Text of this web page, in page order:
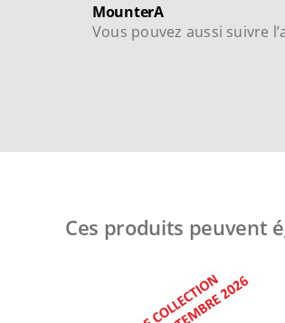
MounterA
Vous pouvez aussi suivre
Ces produits peuvent